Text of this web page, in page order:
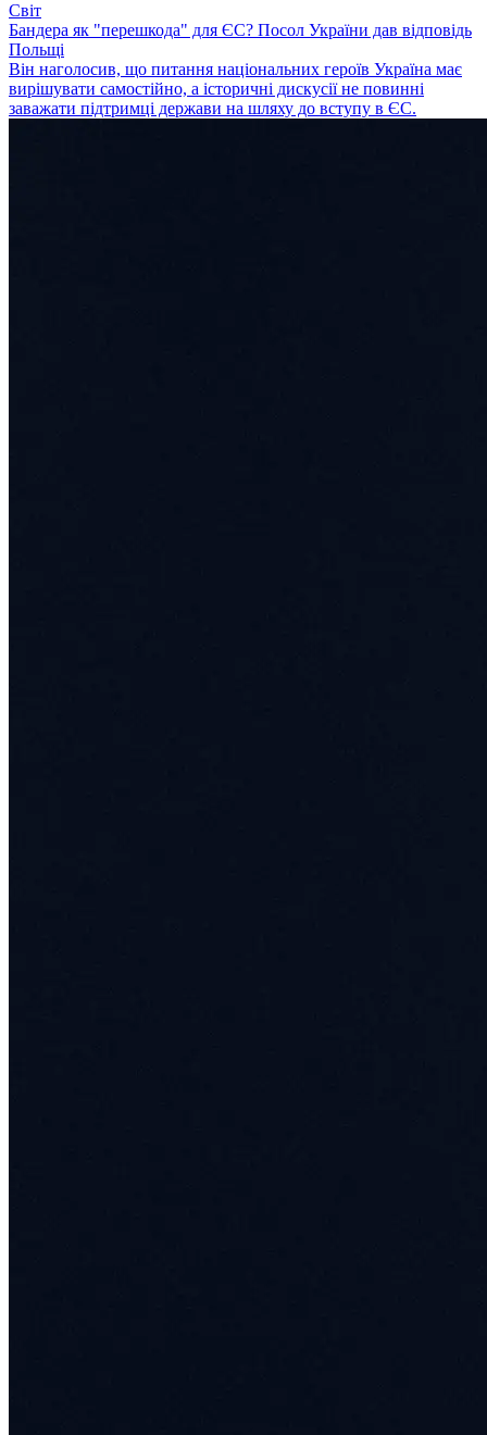
Світ
Бандера як "перешкода" для ЄС? Посол України дав відповідь
Польщі
Він наголосив, що питання національних героїв Україна має
вирішувати самостійно, а історичні дискусії не повинні
заважати підтримці держави на шляху до вступу в ЄС.